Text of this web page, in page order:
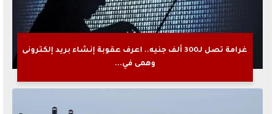
غرامة تصل لـ300 ألف جنيه.. اعرف عقوبة إنشاء بريد إلكترونى
وهمى في...